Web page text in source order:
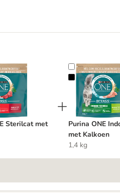
Sterilcat met Rund
Sterilcat met
Purina ONE
Purina ONE
met Kalkoen
1,4 kg